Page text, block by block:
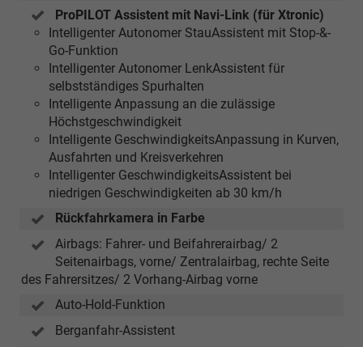
ProPILOT Assistent mit Navi-Link (für Xtronic)
Intelligenter Autonomer StauAssistent mit Stop-&-
Go-Funktion
Intelligenter Autonomer LenkAssistent für
selbstständiges Spurhalten
Intelligente Anpassung an die zulässige
Höchstgeschwindigkeit
Intelligente GeschwindigkeitsAnpassung in Kurven,
Ausfahrten und Kreisverkehren
Intelligenter GeschwindigkeitsAssistent bei
niedrigen Geschwindigkeiten ab 30 km/h
Rückfahrkamera in Farbe
Airbags: Fahrer- und Beifahrerairbag/ 2
Seitenairbags, vorne/ Zentralairbag, rechte Seite
des Fahrersitzes/ 2 Vorhang-Airbag vorne
Auto-Hold-Funktion
Berganfahr-Assistent